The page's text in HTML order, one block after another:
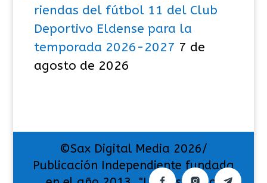
riendas del fútbol 11 del Club
Deportivo Eldense para la
temporada 2026-2027 7 de
agosto de 2026
©Sax Digital Media 2026/
Publicación Independiente fundada